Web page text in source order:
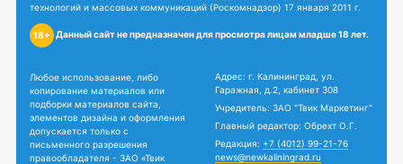
технологий и массовых коммуникаций (Роскомнадзор) 17 января 2011 г.
18+ Данный сайт не предназначен для просмотра лицам младше 18 лет.
Любое использование, либо
копирование материалов или
подборки материалов сайта,
элементов дизайна и оформления
допускается только с
письменного разрешения
правообладателя - ЗАО «Твик
Адрес: г. Калининград, ул.
Гаражная, д.2, кабинет 308
Учредитель: ЗАО "Твик Маркетинг"
Главный редактор: Обрехт О.Г.
Редакция: +7 (4012) 99-21-76
news@newkaliningrad.ru